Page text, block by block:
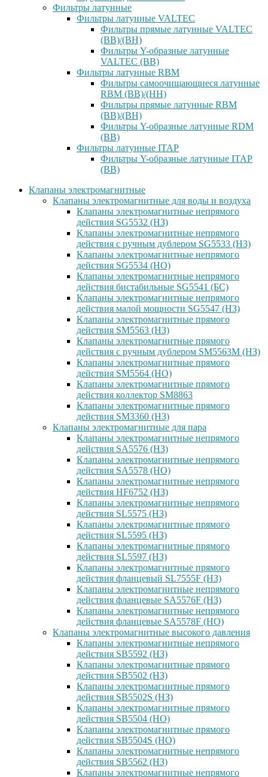
Фильтры латунные
Фильтры латунные VALTEC
Фильтры прямые латунные VALTEC
(ВВ)/(ВН)
Фильтры Y-образные латунные
VALTEC (ВВ)
Фильтры латунные RBM
Фильтры самоочищающиеся латунные
RBM (ВВ)/(НН)
Фильтры прямые латунные RBM
(ВВ)/(ВН)
Фильтры Y-образные латунные RDM
(ВВ)
Фильтры латунные ITAP
Фильтры Y-образные латунные ITAP
(ВВ)
Клапаны электромагнитные
Клапаны электромагнитные для воды и воздуха
Клапаны электромагнитные непрямого
действия SG5532 (НЗ)
Клапаны электромагнитные непрямого
действия с ручным дублером SG5533 (НЗ)
Клапаны электромагнитные непрямого
действия SG5534 (НО)
Клапаны электромагнитные непрямого
действия бистабильные SG5541 (БС)
Клапаны электромагнитные непрямого
действия малой мощности SG5547 (НЗ)
Клапаны электромагнитные прямого
действия SM5563 (НЗ)
Клапаны электромагнитные прямого
действия с ручным дублером SM5563M (НЗ)
Клапаны электромагнитные прямого
действия SM5564 (НО)
Клапаны электромагнитные прямого
дейcтвия коллектор SM8863
Клапаны электромагнитные прямого
действия SM3360 (НЗ)
Клапаны электромагнитные для пара
Клапаны электромагнитные непрямого
действия SA5576 (НЗ)
Клапаны электромагнитные непрямого
действия SA5578 (НО)
Клапаны электромагнитные непрямого
действия HF6752 (НЗ)
Клапаны электромагнитные непрямого
действия SL5575 (НЗ)
Клапаны электромагнитные прямого
действия SL5595 (НЗ)
Клапаны электромагнитные прямого
действия SL5597 (НЗ)
Клапаны электромагнитные прямого
действия фланцевый SL7555F (НЗ)
Клапаны электромагнитные непрямого
действия фланцевые SA5576F (НЗ)
Клапаны электромагнитные непрямого
действия фланцевые SA5578F (НО)
Клапаны электромагнитные высокого давления
Клапаны электромагнитные непрямого
действия SB5592 (НЗ)
Клапаны электромагнитные прямого
действия SB5502 (НЗ)
Клапаны электромагнитные прямого
действия SB5502S (НЗ)
Клапаны электромагнитные прямого
действия SB5504 (НО)
Клапаны электромагнитные прямого
действия SB5504S (НО)
Клапаны электромагнитные непрямого
действия SB5562 (НЗ)
Клапаны электромагнитные непрямого